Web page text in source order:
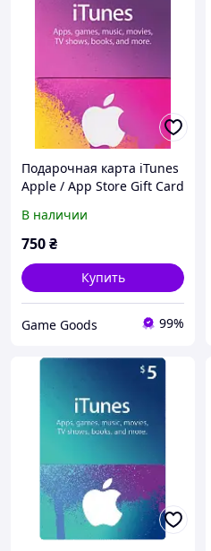
Подарочная карта iTunes
Apple / App Store Gift Card
(TURKEY)
В наличии
750₴
Купить
Game Goods 99%